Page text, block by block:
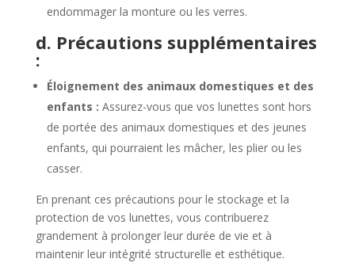
endommager la monture ou les verres.
d. Précautions supplémentaires
:
Éloignement des animaux domestiques et des
enfants : Assurez-vous que vos lunettes sont hors
de portée des animaux domestiques et des jeunes
enfants, qui pourraient les mâcher, les plier ou les
casser.
En prenant ces précautions pour le stockage et la
protection de vos lunettes, vous contribuerez
grandement à prolonger leur durée de vie et à
maintenir leur intégrité structurelle et esthétique.